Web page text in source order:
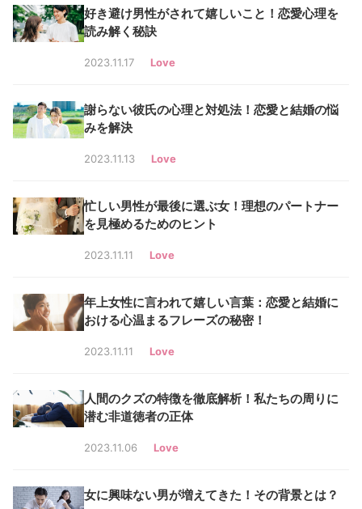
好き避け男性がされて嬉しいこと！恋愛心理を
読み解く秘訣
2023.11.17 Love
謝らない彼氏の心理と対処法！恋愛と結婚の悩
みを解決
2023.11.13 Love
忙しい男性が最後に選ぶ女！理想のパートナー
を見極めるためのヒント
2023.11.11 Love
年上女性に言われて嬉しい言葉：恋愛と結婚に
おける心温まるフレーズの秘密！
2023.11.11 Love
人間のクズの特徴を徹底解析！私たちの周りに
潜む非道徳者の正体
2023.11.06 Love
女に興味ない男が増えてきた！その背景とは？